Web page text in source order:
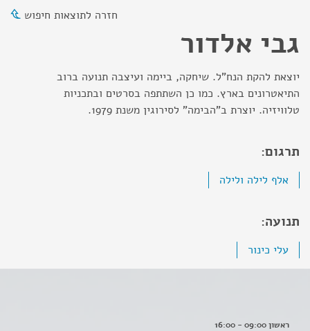
חזרה לתוצאות חיפוש
גבי אלדור
יוצאת להקת הנח"ל. שיחקה, ביימה ועיצבה תנועה ברוב
התיאטרונים בארץ. כמו כן השתתפה בסרטים ובתכניות
טלוויזיה. יוצרת ב"הבימה" לסירוגין משנת 1979.
תרגום:
אלף לילה ולילה
תנועה:
עלי כינור
ראשון 09:00 - 16:00